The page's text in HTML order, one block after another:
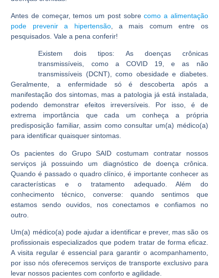
Antes de começar, temos um post sobrecomo a alimentação
pode prevenir a hipertensão, a mais comum entre os
pesquisados. Vale a pena conferir!
Existem dois tipos: As doenças crônicas
transmissíveis, como a COVID 19, e as não
transmissíveis (DCNT), como obesidade e diabetes.
Geralmente, a enfermidade só é descoberta após a
manifestação dos sintomas, mas a patologia já está instalada,
podendo demonstrar efeitos irreversíveis. Por isso, é de
extrema importância que cada um conheça a própria
predisposição familiar, assim como consultar um(a) médico(a)
para identificar quaisquer sintomas.
Os pacientes do Grupo SAID costumam contratar nossos
serviços já possuindo um diagnóstico de doença crônica.
Quando é passado o quadro clínico, é importante conhecer as
características e o tratamento adequado. Além do
conhecimento técnico, converse: quando sentimos que
estamos sendo ouvidos, nos conectamos e confiamos no
outro.
Um(a) médico(a) pode ajudar a identificar e prever, mas são os
profissionais especializados que podem tratar de forma eficaz.
A visita regular é essencial para garantir o acompanhamento,
por isso nós oferecemos serviços de transporte exclusivo para
levar nossos pacientes com conforto e agilidade.